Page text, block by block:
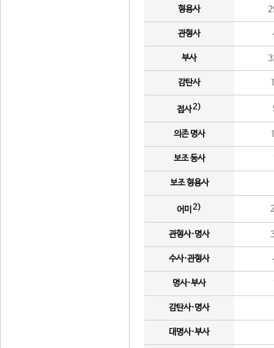
형용사
관형사
부사
감탄사
접사2)
의존 명사
보조 동사
보조 형용사
어미 2)
관형사·명사
수사·관형사
명사·부사
감탄사·명사
대명사·부사